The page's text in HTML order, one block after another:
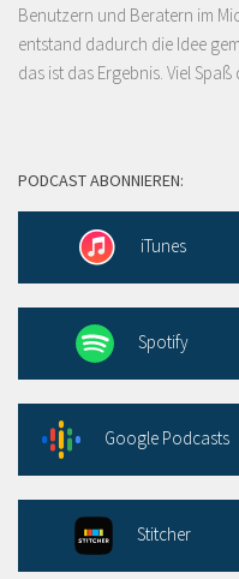
Benutzern und Beratern im
entstand dadurch die Idee
das ist das Ergebnis. Viel Spaß
PODCAST ABONNIEREN:
iTunes
Spotify
Google Podcasts
Stitcher